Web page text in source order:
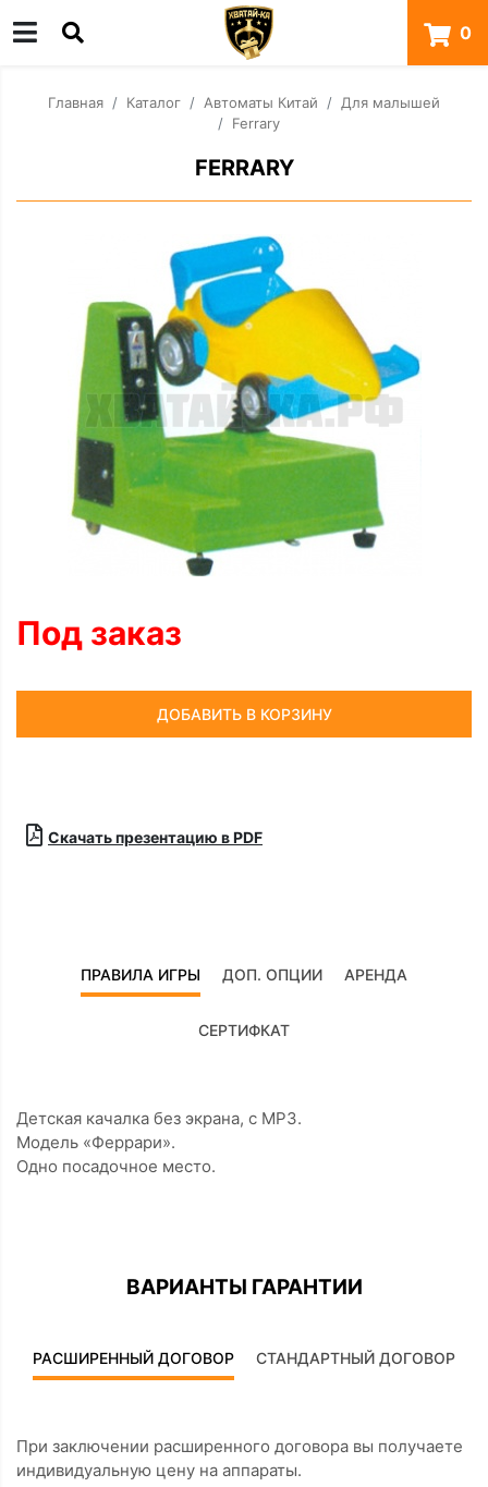
0
Главная Каталог Автоматы Китай
Для малышей
Ferrary
FERRARY
Под заказ
ДОБАВИТЬ В КОРЗИНУ
Скачать презентацию в PDF
ПРАВИЛА ИГРЫ ДОП. ОПЦИИ АРЕНДА
СЕРТИФКАТ
Детская качалка без экрана, с MP3.
Модель «Феррари».
Одно посадочное место.
ВАРИАНТЫ ГАРАНТИИ
РАСШИРЕННЫЙ ДОГОВОР СТАНДАРТНЫЙ ДОГОВОР
При заключении расширенного договора вы получаете
индивидуальную цену на аппараты.